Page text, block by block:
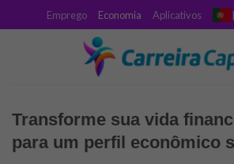
to
Emprego Economia Aplicativos
Transforme sua vida
para um perfil econômico